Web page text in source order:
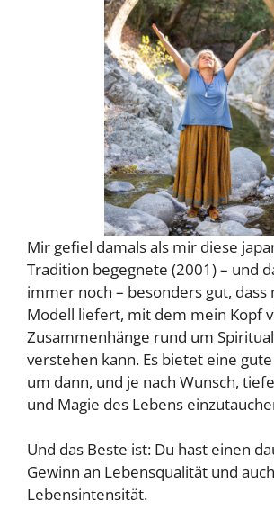
Mir gefiel damals als mir diese
Tradition begegnete (2001) – und
immer noch – besonders gut, dass
Modell liefert, mit dem mein Kopf
Zusammenhänge rund um
verstehen kann. Es bietet eine
um dann, und je nach Wunsch,
und Magie des Lebens
Und das Beste ist: Du hast einen
Gewinn an Lebensqualität und auch
Lebensintensität.